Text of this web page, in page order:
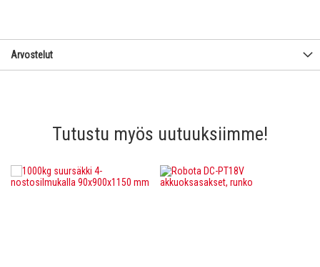
Arvostelut
Tutustu myös uutuuksiimme!